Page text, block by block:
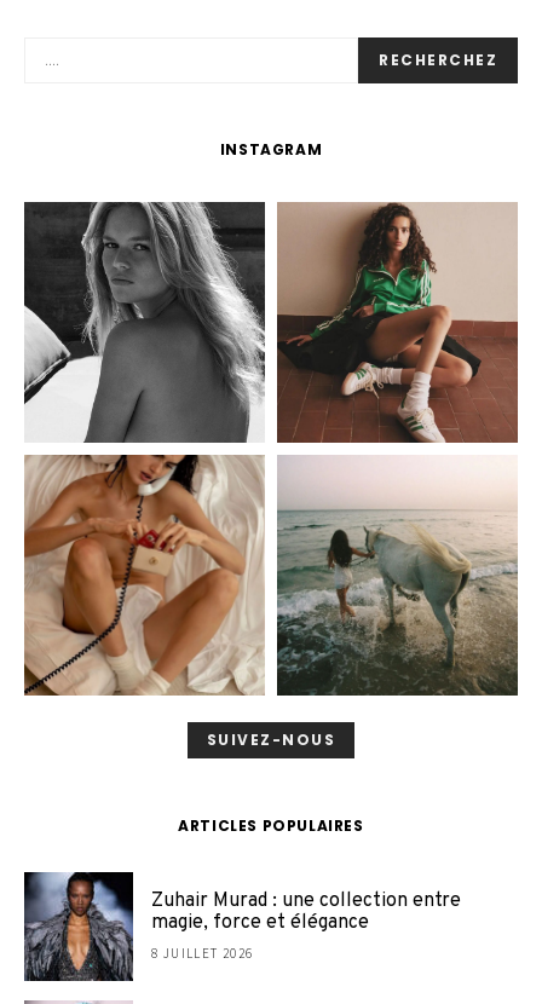
RECHERCHEZ
INSTAGRAM
SUIVEZ-NOUS
ARTICLES POPULAIRES
Zuhair Murad : une collection entre
magie, force et élégance
8 JUILLET 2026